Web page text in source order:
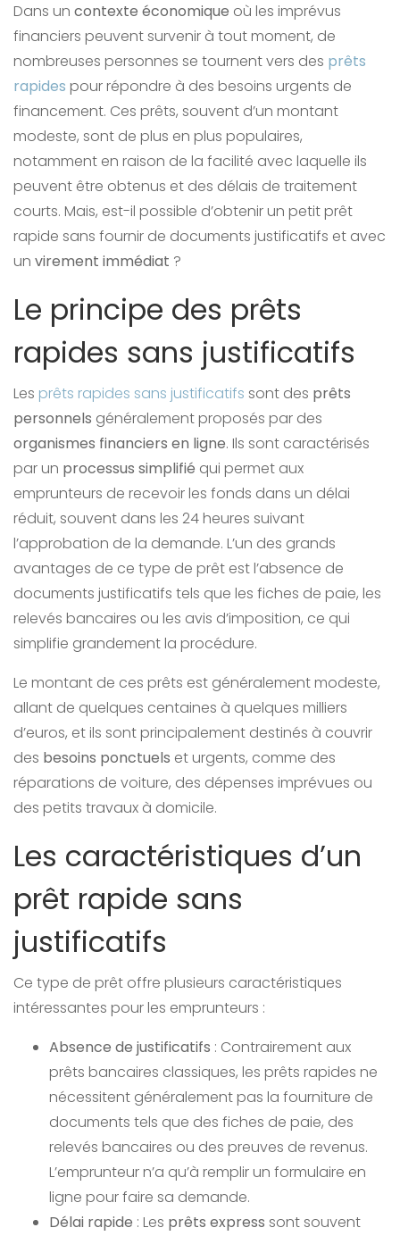
Dans un contexte économique où les imprévus
financiers peuvent survenir à tout moment, de
nombreuses personnes se tournent vers des prêts
rapides pour répondre à des besoins urgents de
financement. Ces prêts, souvent d’un montant
modeste, sont de plus en plus populaires,
notamment en raison de la facilité avec laquelle ils
peuvent être obtenus et des délais de traitement
courts. Mais, est-il possible d’obtenir un petit prêt
rapide sans fournir de documents justificatifs et avec
un virement immédiat ?
Le principe des prêts
rapides sans justificatifs
Les prêts rapides sans justificatifs sont des prêts
personnels généralement proposés par des
organismes financiers en ligne. Ils sont caractérisés
par un processus simplifié qui permet aux
emprunteurs de recevoir les fonds dans un délai
réduit, souvent dans les 24 heures suivant
l’approbation de la demande. L’un des grands
avantages de ce type de prêt est l’absence de
documents justificatifs tels que les fiches de paie, les
relevés bancaires ou les avis d’imposition, ce qui
simplifie grandement la procédure.
Le montant de ces prêts est généralement modeste,
allant de quelques centaines à quelques milliers
d’euros, et ils sont principalement destinés à couvrir
des besoins ponctuels et urgents, comme des
réparations de voiture, des dépenses imprévues ou
des petits travaux à domicile.
Les caractéristiques d’un
prêt rapide sans
justificatifs
Ce type de prêt offre plusieurs caractéristiques
intéressantes pour les emprunteurs :
Absence de justificatifs : Contrairement aux
prêts bancaires classiques, les prêts rapides ne
nécessitent généralement pas la fourniture de
documents tels que des fiches de paie, des
relevés bancaires ou des preuves de revenus.
L’emprunteur n’a qu’à remplir un formulaire en
ligne pour faire sa demande.
Délai rapide : Les prêts express sont souvent